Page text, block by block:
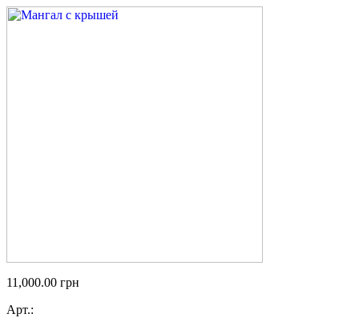
11,000.00 грн
Арт.: